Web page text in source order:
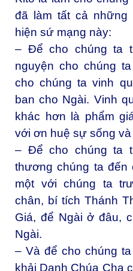
đã làm tất cả
hiện sứ mạng này:
– Để cho chúng ta
nguyện cho chúng
cho chúng ta vinh
ban cho Ngài. Vinh
khác hơn là phẩm
với ơn huệ sự sống
– Để cho chúng ta
thương chúng ta đến
một với chúng ta
chân, bí tích Thánh
Giá, để Ngài ở đâu,
Ngài.
– Và để cho chúng
khải Danh Chúa Cha